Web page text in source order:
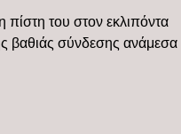
πίστη του στον εκλιπόντα
βαθιάς σύνδεσης ανάμεσα